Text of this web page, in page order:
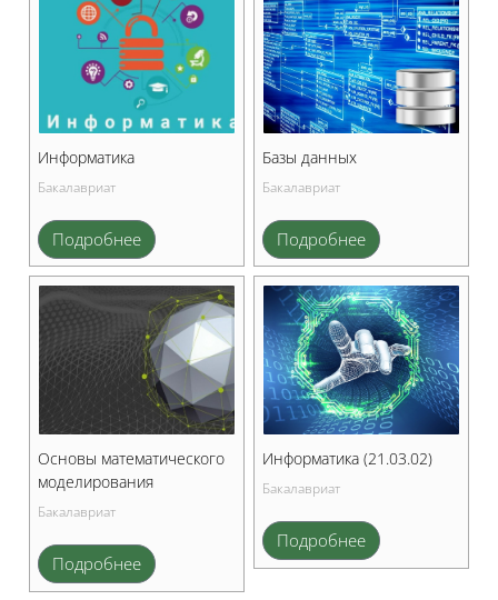
Информатика
Бакалавриат
Подробнее
Базы данных
Бакалавриат
Подробнее
Основы математического
моделирования
Бакалавриат
Подробнее
Информатика (21.03.02)
Бакалавриат
Подробнее